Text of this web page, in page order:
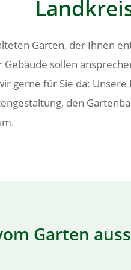
Garten, der Ihnen
sollen
gerne für Sie da:
den
Garten